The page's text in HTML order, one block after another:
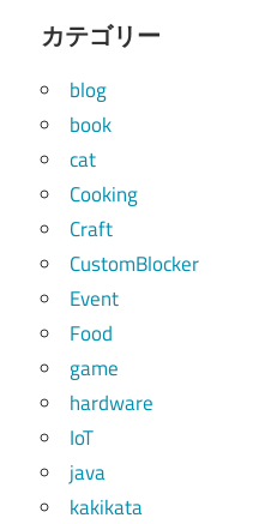
カテゴリー
blog
book
cat
Cooking
Craft
CustomBlocker
Event
Food
game
hardware
IoT
java
kakikata